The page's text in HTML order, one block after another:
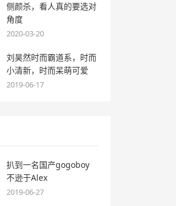
侧颜杀，看人真的要选对
角度
2020-03-20
刘昊然时而霸道系，时而
小清新，时而呆萌可爱
2019-06-17
扒到一名国产gogoboy
不逊于Alex
2019-06-27